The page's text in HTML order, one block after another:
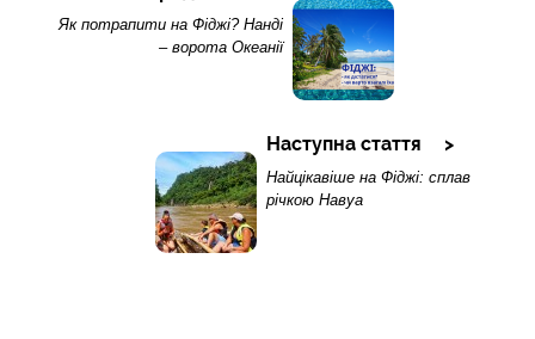
Як потрапити на Фіджі? Нанді
– ворота Океанії
Наступна стаття
Найцікавіше на Фіджі: сплав
річкою Навуа